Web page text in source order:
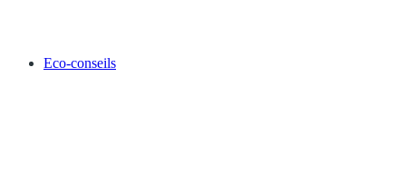
Eco-conseils